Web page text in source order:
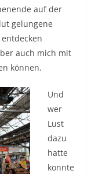
auf der
gelungene
auch mich mit
können.
Und
wer
Lust
dazu
hatte
konnte